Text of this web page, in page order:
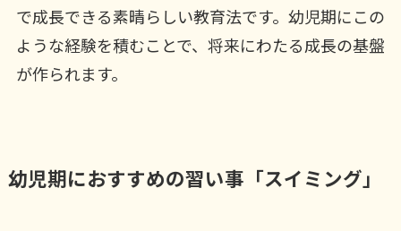
で成長できる素晴らしい教育法です。幼児期にこの
ような経験を積むことで、将来にわたる成長の基盤
が作られます。
幼児期におすすめの習い事「スイミング」